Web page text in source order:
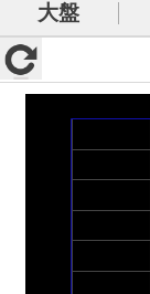
大盤